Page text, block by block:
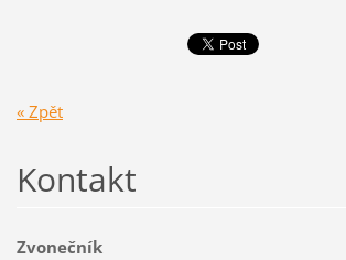
« Zpět
Kontakt
Zvonečník